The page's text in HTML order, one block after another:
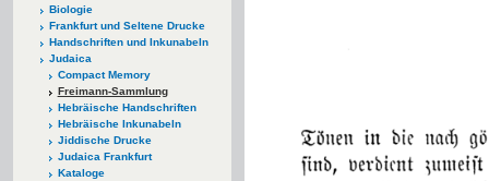
Biologie
Frankfurt und Seltene Drucke
Handschriften und Inkunabeln
Judaica
Compact Memory
Freimann-Sammlung
Hebräische Handschriften
Hebräische Inkunabeln
Jiddische Drucke
Judaica Frankfurt
Kataloge